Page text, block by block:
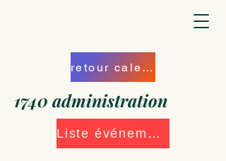
retour calendrier
1740 administration
Liste événements